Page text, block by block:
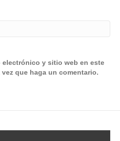
electrónico y sitio web en este
que haga un comentario.